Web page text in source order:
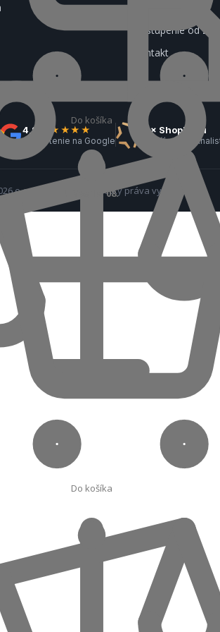
Do košíka
18. 08.
Do košíka
Odstúpenie od
Kontakt
4,9 ★★★★★
hodnotenie na Google
3× ShopRoku
1× víťaz · 2×
e-spotrebiče.sk — Všetky práva vyhradené.